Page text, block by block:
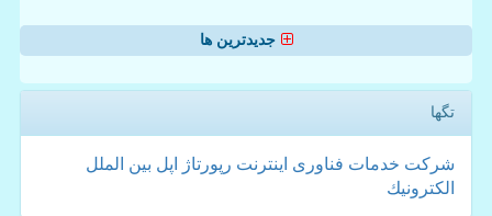
جدیدترین ها
تگها
شركت خدمات فناوری اینترنت رپورتاژ اپل بین الملل
الكترونیك